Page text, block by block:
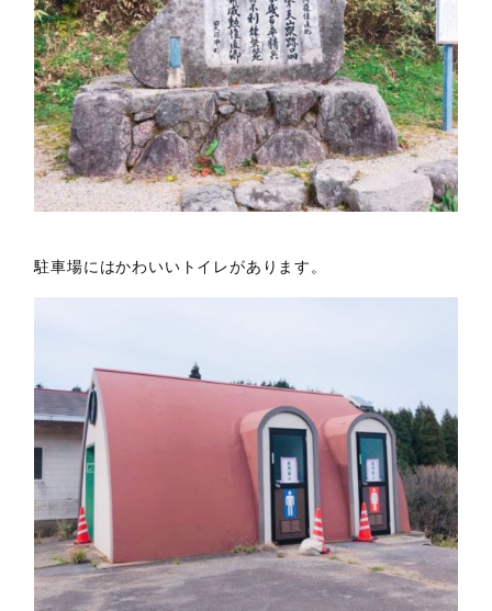
駐車場にはかわいいトイレがあります。